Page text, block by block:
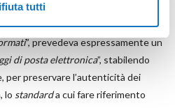
tutti
71, comma 1, del Codice
cui al D.Lgs. n. 82/2005), il quale,
”, prevedeva espressamente un
di posta elettronica”, stabilendo
per preservare l’autenticità dei
lo standarda cui fare riferimento